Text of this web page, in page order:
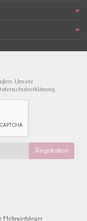
Unsere
Mehrwertsteuer